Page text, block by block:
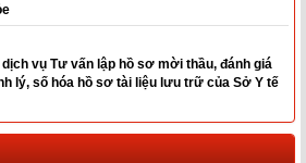
vụ Tư vấn lập hồ sơ mời thầu, đánh giá
lý, số hóa hồ sơ tài liệu lưu trữ của Sở Y tế